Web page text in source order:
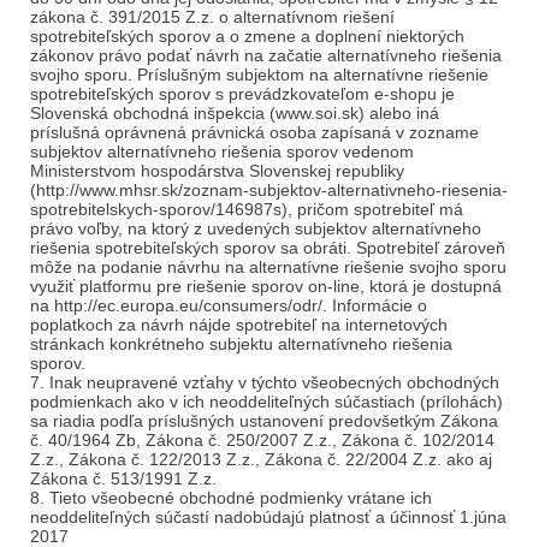
zákona č. 391/2015 Z.z. o alternatívnom riešení
spotrebiteľských sporov a o zmene a doplnení niektorých
zákonov právo podať návrh na začatie alternatívneho riešenia
svojho sporu. Príslušným subjektom na alternatívne riešenie
spotrebiteľských sporov s prevádzkovateľom e-shopu je
Slovenská obchodná inšpekcia (www.soi.sk) alebo iná
príslušná oprávnená právnická osoba zapísaná v zozname
subjektov alternatívneho riešenia sporov vedenom
Ministerstvom hospodárstva Slovenskej republiky
(http://www.mhsr.sk/zoznam-subjektov-alternativneho-riesenia-
spotrebitelskych-sporov/146987s), pričom spotrebiteľ má
právo voľby, na ktorý z uvedených subjektov alternatívneho
riešenia spotrebiteľských sporov sa obráti. Spotrebiteľ zároveň
môže na podanie návrhu na alternatívne riešenie svojho sporu
využiť platformu pre riešenie sporov on-line, ktorá je dostupná
na http://ec.europa.eu/consumers/odr/. Informácie o
poplatkoch za návrh nájde spotrebiteľ na internetových
stránkach konkrétneho subjektu alternatívneho riešenia
sporov.
7. Inak neupravené vzťahy v týchto všeobecných obchodných
podmienkach ako v ich neoddeliteľných súčastiach (prílohách)
sa riadia podľa príslušných ustanovení predovšetkým Zákona
č. 40/1964 Zb, Zákona č. 250/2007 Z.z., Zákona č. 102/2014
Z.z., Zákona č. 122/2013 Z.z., Zákona č. 22/2004 Z.z. ako aj
Zákona č. 513/1991 Z.z.
8. Tieto všeobecné obchodné podmienky vrátane ich
neoddeliteľných súčastí nadobúdajú platnosť a účinnosť 1.júna
2017